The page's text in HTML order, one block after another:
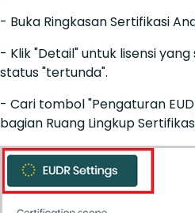
- Buka Ringkasan Sertifikasi
- Klik "Detail" untuk lisensi
status "tertunda".
- Cari tombol "Pengaturan
bagian Ruang Lingkup